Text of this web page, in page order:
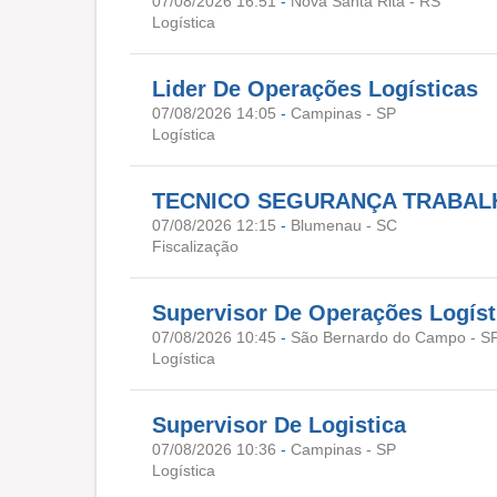
Logística
Lider De Operações Logísticas
07/08/2026 14:05 - Campinas - SP
Logística
TECNICO SEGURANÇA
07/08/2026 12:15 - Blumenau - SC
Fiscalização
Supervisor De Operações
07/08/2026 10:45 - São Bernardo do Campo -
Logística
Supervisor De Logistica
07/08/2026 10:36 - Campinas - SP
Logística